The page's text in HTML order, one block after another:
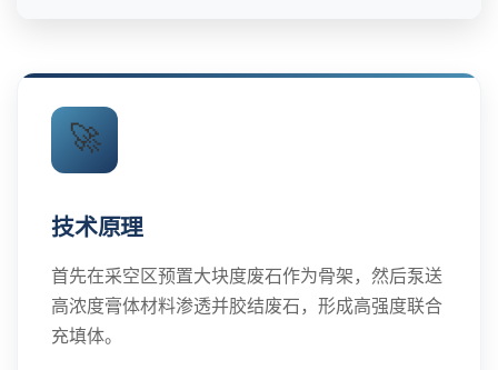
🚀
技术原理
首先在采空区预置大块度废石作为骨架，然后泵送
高浓度膏体材料渗透并胶结废石，形成高强度联合
充填体。